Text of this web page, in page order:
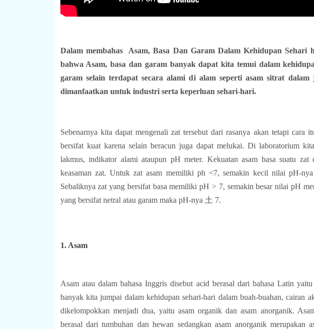
Dalam membahas Asam, Basa Dan Garam Dalam Kehidupan
bahwa Asam, basa dan garam banyak dapat kita temui dalam
garam selain terdapat secara alami di alam seperti asam sitrat dalam
dimanfaatkan untuk industri serta keperluan sehari-hari.
Sebenarnya kita dapat mengenali zat tersebut dari rasanya akan tetapi cara
bersifat kuat karena selain beracun juga dapat melukai. Di laboratorium
lakmus, indikator alami ataupun pH meter. Kekuatan asam basa suatu
keasaman zat. Untuk zat asam memiliki ph <7, semakin kecil nilai pH-nya
Sebaliknya zat yang bersifat basa memiliki pH > 7, semakin besar nilai pH
yang bersifat netral atau garam maka pH-nya 土 7.
1. Asam
Asam atau dalam bahasa Inggris disebut acid berasal dari bahasa Latin yaitu
banyak kita jumpai dalam kehidupan sehari-hari dalam buah-buahan, cairan
dikelompokkan menjadi dua, yaitu asam organik dan asam anorganik.
berasal dari tumbuhan dan hewan sedangkan asam anorganik merupakan